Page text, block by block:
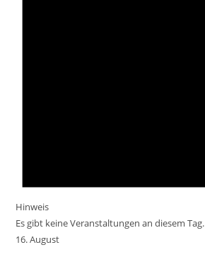
Hinweis
Es gibt keine Veranstaltungen an diesem Tag.
16. August